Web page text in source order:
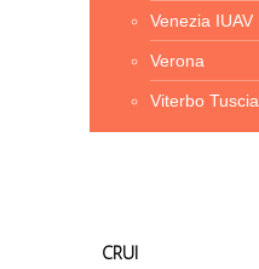
Venezia IUAV
Verona
Viterbo Tuscia
CRUI